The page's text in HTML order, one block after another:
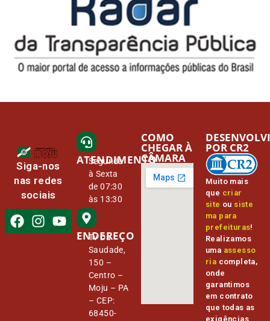
Siga-nos
nas redes
sociais
ATENDIMENTO
Segunda
à Sexta
de 07:30
às 13:30
ENDEREÇO
Tv Da
Saudade,
150 –
Centro –
Moju – PA
– CEP:
68450-
COMO
CHEGAR À
CÂMARA
Muito mais
que criar
site ou siste
ma para
prefeituras!
Realizamos
uma assesso
ria completa,
onde
garantimos
em contrato
que todas as
exigências
POR CR2